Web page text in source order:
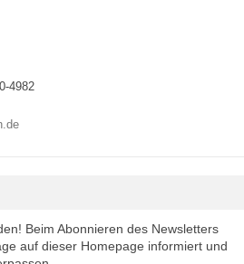
4982
Beim Abonnieren des Newsletters
auf dieser Homepage informiert und